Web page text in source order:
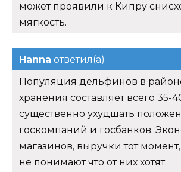
может проявили к Кипру
мягкость.
Hanna ответил(а)
Популяция дельфинов в
хранения составляет всего 35-
существенно ухудшать
госкомпаний и госбанков.
магазинов, выручки тот
не понимают что от них хотят.